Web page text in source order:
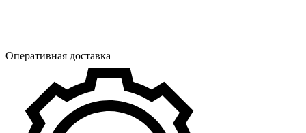
Оперативная доставка